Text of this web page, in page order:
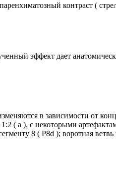
контраст (
эффект дает
в зависимости от
1:2 ( а ), с некоторыми
8 ( P8d ); воротная